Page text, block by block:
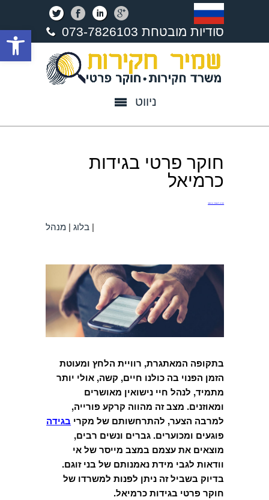
פתח סרגל נגישות סודיות מובטחת 073-7826103
ניווט
חוקר פרטי בגידות
כרמיאל
חזרה לעמוד הראשי
| בלוג | מנהל
בתקופה המאתגרת, רוויית הלחץ ומעוטת
הזמן הפנוי בה כולנו חיים, קשה, אולי יותר
מתמיד, לנהל חיי נישואין מאושרים
ומאוזנים. מצב זה מהווה קרקע פורייה,
למרבה הצער, להתרחשותם של מקרי בגידה
פוגעים ומכוערים. גברים ונשים רבים,
מוצאים את עצמם במצב מייסר של אי
וודאות לגבי מידת נאמנותם של בני זוגם.
בדיוק בשביל זה ניתן לפנות למשרדו של
חוקר פרטי בגידות כרמיאל.